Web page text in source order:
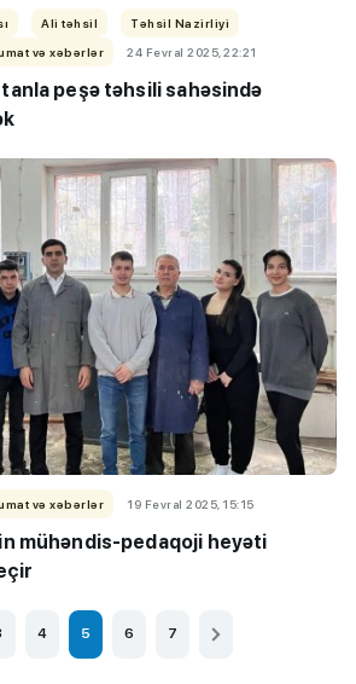
Ali təhsil
Təhsil Nazirliyi
və xəbərlər
24 Fevral 2025, 22:21
peşə təhsili sahəsində
və xəbərlər 19 Fevral 2025, 15:15
mühəndis-pedaqoji heyəti
4 5 6 7